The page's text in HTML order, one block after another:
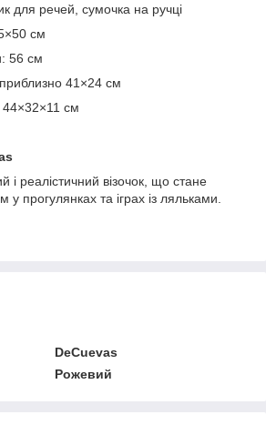
для речей, сумочка на ручці
см
56 см
41×24 см
44×32×11 см
і реалістичний візочок, що стане
прогулянках та іграх із ляльками.
DeCuevas
Рожевий